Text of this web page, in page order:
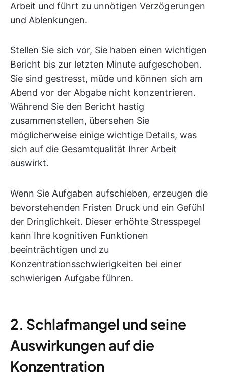
Arbeit und führt zu unnötigen Verzögerungen
und Ablenkungen.
Stellen Sie sich vor, Sie haben einen wichtigen
Bericht bis zur letzten Minute aufgeschoben.
Sie sind gestresst, müde und können sich am
Abend vor der Abgabe nicht konzentrieren.
Während Sie den Bericht hastig
zusammenstellen, übersehen Sie
möglicherweise einige wichtige Details, was
sich auf die Gesamtqualität Ihrer Arbeit
auswirkt.
Wenn Sie Aufgaben aufschieben, erzeugen die
bevorstehenden Fristen Druck und ein Gefühl
der Dringlichkeit. Dieser erhöhte Stresspegel
kann Ihre kognitiven Funktionen
beeinträchtigen und zu
Konzentrationsschwierigkeiten bei einer
schwierigen Aufgabe führen.
2. Schlafmangel und seine
Auswirkungen auf die
Konzentration